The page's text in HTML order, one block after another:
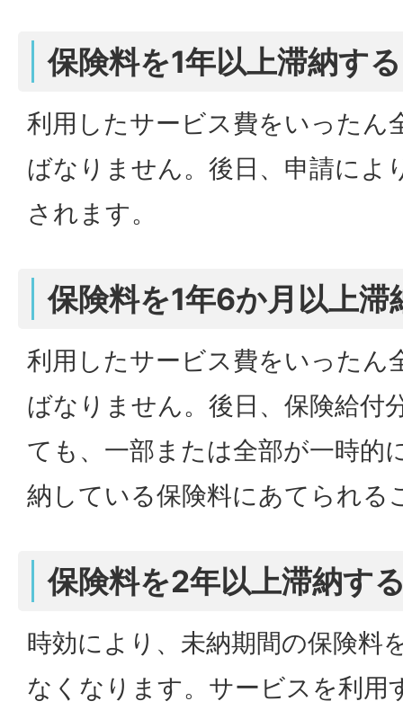
保険料を1年以上滞納す
利用したサービス費をいったん
ばなりません。後日、申請によ
されます。
保険料を1年6か月以上滞
利用したサービス費をいったん
ばなりません。後日、保険給付
ても、一部または全部が一時的
納している保険料にあてられる
保険料を2年以上滞納す
時効により、未納期間の保険料
なくなります。サービスを利用